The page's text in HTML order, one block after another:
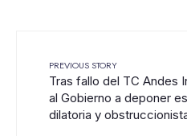
PREVIOUS STORY
Tras fallo del TC Andes
al Gobierno a deponer
dilatoria y